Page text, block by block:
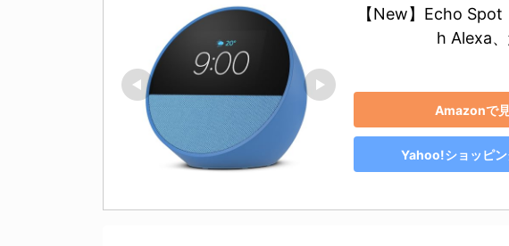
【New】Echo
h Alexa
Amazonで
Yahoo!ショッピン